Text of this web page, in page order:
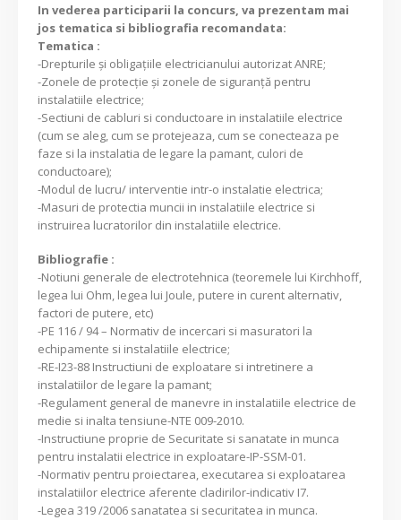
In vederea participarii la concurs, va prezentam mai
jos tematica si bibliografia recomandata:
Tematica :
-Drepturile şi obligaţiile electricianului autorizat ANRE;
-Zonele de protecţie şi zonele de siguranţă pentru
instalatiile electrice;
-Sectiuni de cabluri si conductoare in instalatiile electrice
(cum se aleg, cum se protejeaza, cum se conecteaza pe
faze si la instalatia de legare la pamant, culori de
conductoare);
-Modul de lucru/ interventie intr-o instalatie electrica;
-Masuri de protectia muncii in instalatiile electrice si
instruirea lucratorilor din instalatiile electrice.
Bibliografie :
-Notiuni generale de electrotehnica (teoremele lui Kirchhoff,
legea lui Ohm, legea lui Joule, putere in curent alternativ,
factori de putere, etc)
-PE 116 / 94 – Normativ de incercari si masuratori la
echipamente si instalatiile electrice;
-RE-I23-88 Instructiuni de exploatare si intretinere a
instalatiilor de legare la pamant;
-Regulament general de manevre in instalatiile electrice de
medie si inalta tensiune-NTE 009-2010.
-Instructiune proprie de Securitate si sanatate in munca
pentru instalatii electrice in exploatare-IP-SSM-01.
-Normativ pentru proiectarea, executarea si exploatarea
instalatiilor electrice aferente cladirilor-indicativ I7.
-Legea 319 /2006 sanatatea si securitatea in munca.